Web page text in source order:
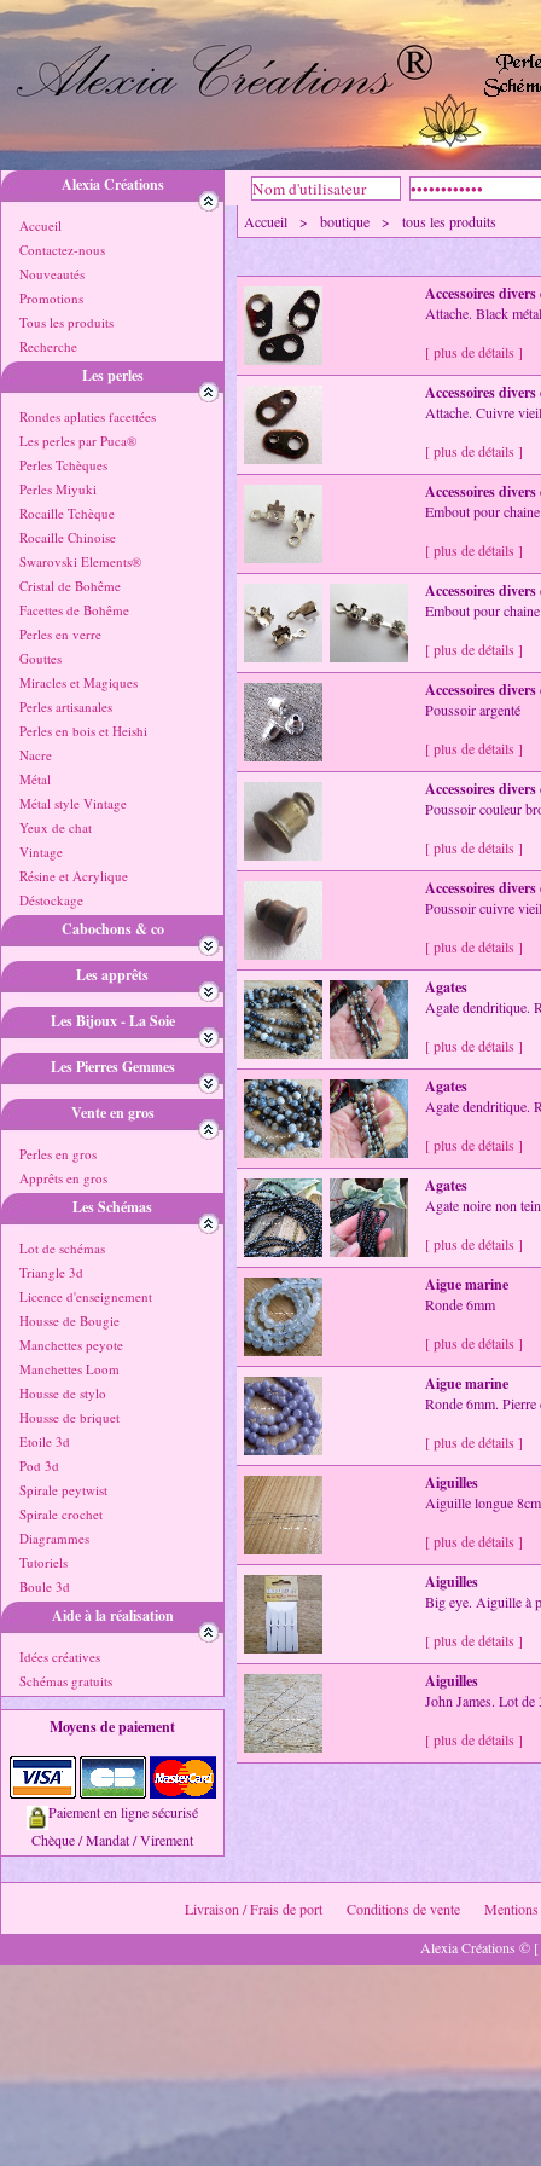
Alexia Créations
Accueil
Contactez-nous
Nouveautés
Promotions
Tous les produits
Recherche
Les perles
Rondes aplaties facettées
Les perles par Puca®
Perles Tchèques
Perles Miyuki
Rocaille Tchèque
Rocaille Chinoise
Swarovski Elements®
Cristal de Bohême
Facettes de Bohême
Perles en verre
Gouttes
Miracles et Magiques
Perles artisanales
Perles en bois et Heishi
Nacre
Métal
Métal style Vintage
Yeux de chat
Vintage
Résine et Acrylique
Déstockage
Cabochons & co
Les apprêts
Les Bijoux - La Soie
Les Pierres Gemmes
Vente en gros
Perles en gros
Apprêts en gros
Les Schémas
Lot de schémas
Triangle 3d
Licence d'enseignement
Housse de Bougie
Manchettes peyote
Manchettes Loom
Housse de stylo
Housse de briquet
Etoile 3d
Pod 3d
Spirale peytwist
Spirale crochet
Diagrammes
Tutoriels
Boule 3d
Aide à la réalisation
Idées créatives
Schémas gratuits
Moyens de paiement
Paiement en ligne sécurisé
Chèque / Mandat / Virement
Accueil > boutique > tous les produits
Accessoires divers
Attache. Black
[ plus de détails ]
Accessoires divers
Attache. Cuivre
[ plus de détails ]
Accessoires divers
Embout pour
[ plus de détails ]
Accessoires divers
Embout pour
[ plus de détails ]
Accessoires divers
Poussoir argenté
[ plus de détails ]
Accessoires divers
Poussoir couleur
[ plus de détails ]
Accessoires divers
Poussoir cuivre
[ plus de détails ]
Agates
Agate dendritique.
[ plus de détails ]
Agates
Agate dendritique.
[ plus de détails ]
Agates
Agate noire non
[ plus de détails ]
Aigue marine
Ronde 6mm
[ plus de détails ]
Aigue marine
Ronde 6mm.
[ plus de détails ]
Aiguilles
Aiguille longue
[ plus de détails ]
Aiguilles
Big eye. Aiguille à
[ plus de détails ]
Aiguilles
John James. Lot
[ plus de détails ]
Livraison / Frais de port Conditions de vente
Mentions
Alexia Créations ©